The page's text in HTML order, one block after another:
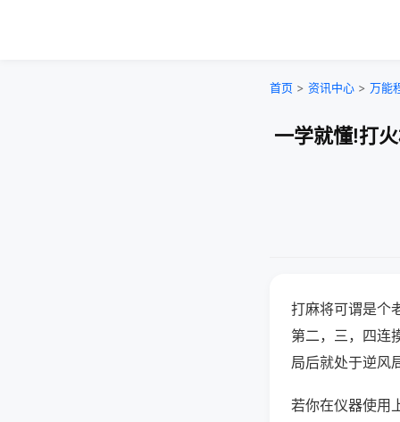
首页 > 资讯中心 > 万能
一学就懂!打
打麻将可谓是个
第二，三，四连
局后就处于逆风
若你在仪器使用